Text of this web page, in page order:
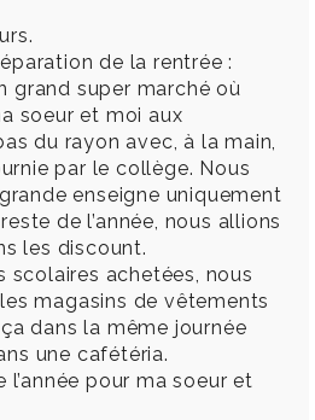
de la rentrée :
grand super marché où
soeur et moi aux
du rayon avec, à la main,
par le collège. Nous
enseigne uniquement
de l’année, nous allions
les discount.
scolaires achetées, nous
magasins de vêtements
dans la même journée
une cafétéria.
l’année pour ma soeur et